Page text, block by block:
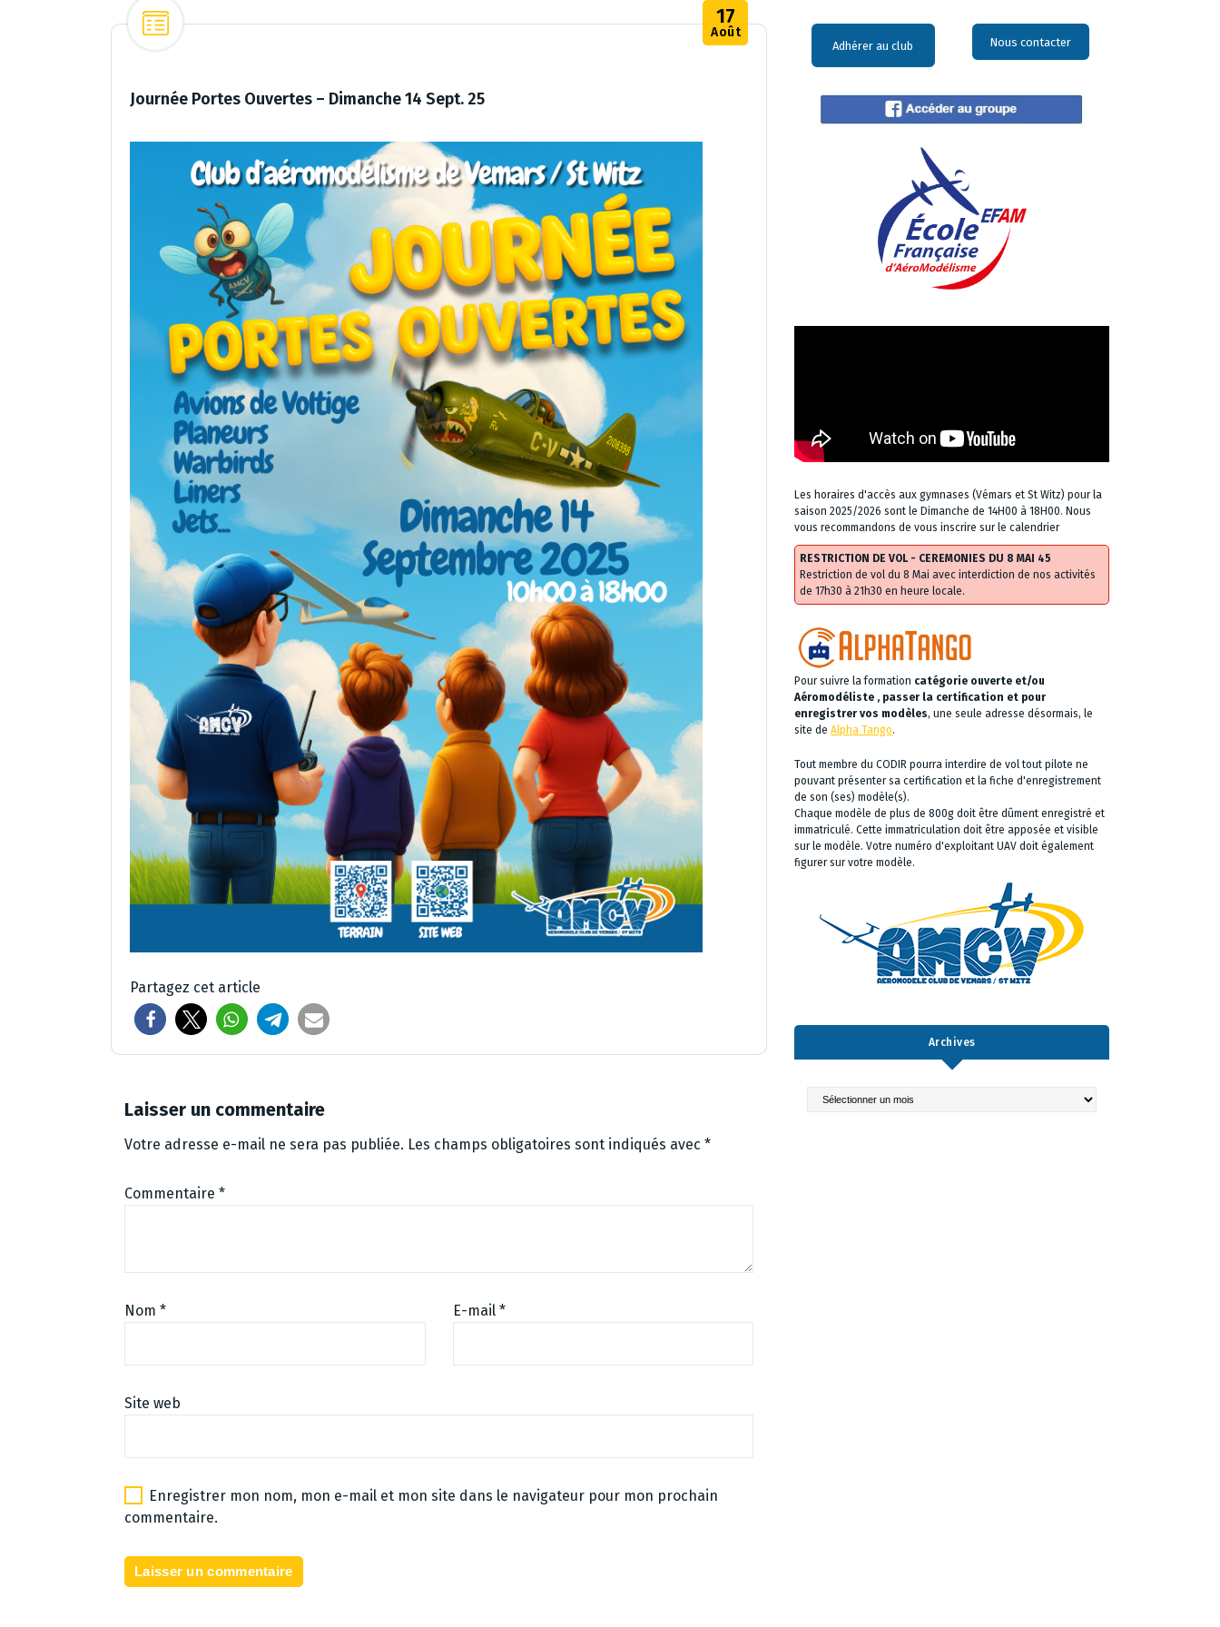
17
Août
Journée Portes Ouvertes – Dimanche 14 Sept. 25
Partagez cet article
Laisser un commentaire
Votre adresse e-mail ne sera pas publiée. Les champs obligatoires sont indiqués avec *
Commentaire *
Nom * E-mail *
Site web
Enregistrer mon nom, mon e-mail et mon site dans le navigateur pour mon prochain
commentaire.
Adhérer au club Nous contacter
Les horaires d'accès aux gymnases (Vémars et St Witz) pour la
saison 2025/2026 sont le Dimanche de 14H00 à 18H00. Nous
vous recommandons de vous inscrire sur le calendrier
RESTRICTION DE VOL - CEREMONIES DU 8 MAI 45
Restriction de vol du 8 Mai avec interdiction de nos activités
de 17h30 à 21h30 en heure locale.
Pour suivre la formation catégorie ouverte et/ou
Aéromodéliste , passer la certification et pour
enregistrer vos modèles, une seule adresse désormais, le
site deAlpha Tango.
Tout membre du CODIR pourra interdire de vol tout pilote ne
pouvant présenter sa certification et la fiche d'enregistrement
de son (ses) modèle(s).
Chaque modèle de plus de 800g doit être dûment enregistré et
immatriculé. Cette immatriculation doit être apposée et visible
sur le modèle. Votre numéro d'exploitant UAV doit également
figurer sur votre modèle.
Archives
Archives